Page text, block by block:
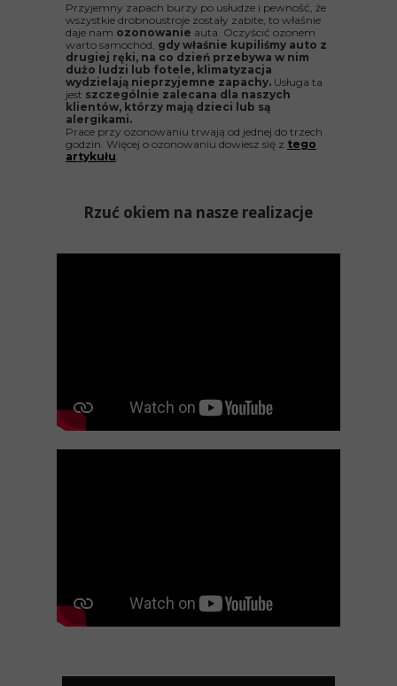
Przyjemny zapach burzy po usłudze i pewność, że
wszystkie drobnoustroje zostały zabite, to właśnie
daje nam ozonowanie auta. Oczyścić ozonem
warto samochód, gdy właśnie kupiliśmy auto z
drugiej ręki, na co dzień przebywa w nim
dużo ludzi lub fotele, klimatyzacja
wydzielają nieprzyjemne zapachy. Usługa ta
jest szczególnie zalecana dla naszych
klientów, którzy mają dzieci lub są
alergikami.
Prace przy ozonowaniu trwają od jednej do trzech
godzin. Więcej o ozonowaniu dowiesz się z tego
artykułu.
Rzuć okiem na nasze realizacje